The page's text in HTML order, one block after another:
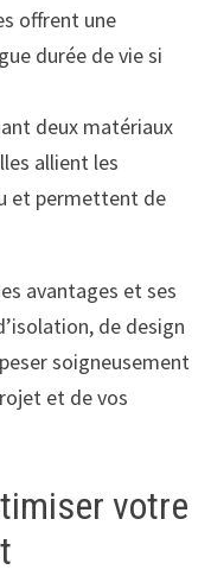
offrent une
durée de vie si
deux matériaux
allient les
et permettent de
avantages et ses
de design
soigneusement
et de vos
votre